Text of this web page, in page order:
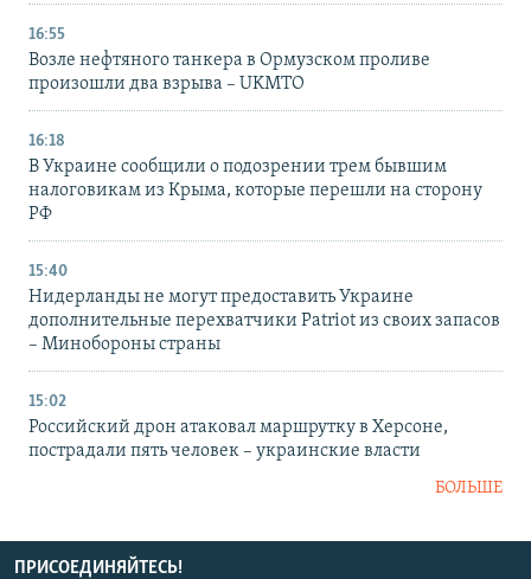
16:55
Возле нефтяного танкера в Ормузском проливе
произошли два взрыва – UKMTO
16:18
В Украине сообщили о подозрении трем бывшим
налоговикам из Крыма, которые перешли на сторону
РФ
15:40
Нидерланды не могут предоставить Украине
дополнительные перехватчики Patriot из своих запасов
– Минобороны страны
15:02
Российский дрон атаковал маршрутку в Херсоне,
пострадали пять человек – украинские власти
БОЛЬШЕ
ПРИСОЕДИНЯЙТЕСЬ!